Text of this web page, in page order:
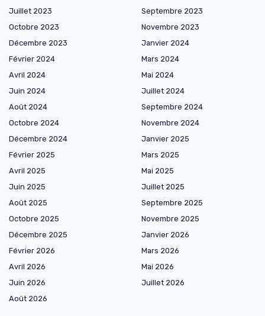
Juillet 2023
Septembre 2023
Octobre 2023
Novembre 2023
Décembre 2023
Janvier 2024
Février 2024
Mars 2024
Avril 2024
Mai 2024
Juin 2024
Juillet 2024
Août 2024
Septembre 2024
Octobre 2024
Novembre 2024
Décembre 2024
Janvier 2025
Février 2025
Mars 2025
Avril 2025
Mai 2025
Juin 2025
Juillet 2025
Août 2025
Septembre 2025
Octobre 2025
Novembre 2025
Décembre 2025
Janvier 2026
Février 2026
Mars 2026
Avril 2026
Mai 2026
Juin 2026
Juillet 2026
Août 2026